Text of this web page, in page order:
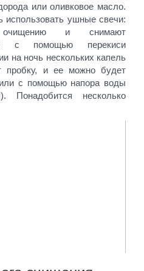
или оливковое масло.
использовать ушные свечи:
очищению и снимают
с помощью перекиси
на ночь нескольких капель
пробку, и ее можно будет
с помощью напора воды
несколько